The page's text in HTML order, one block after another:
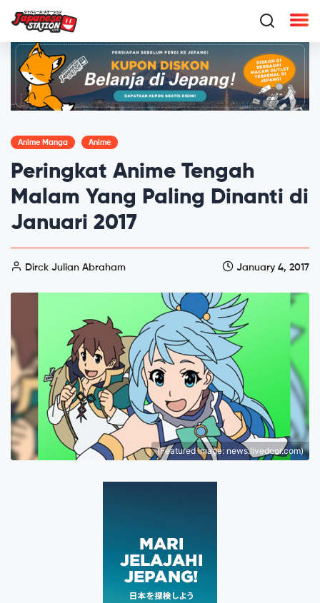
Anime Manga Anime
Peringkat Anime Tengah
Malam Yang Paling Dinanti di
Januari 2017
Dirck Julian Abraham January 4, 2017
(Featured image: news.livedoor.com)